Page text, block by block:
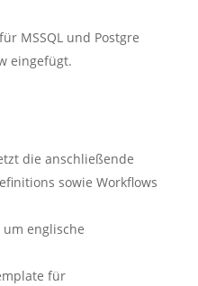
MSSQL und Postgre
eingefügt.
die anschließende
sowie Workflows
englische
für